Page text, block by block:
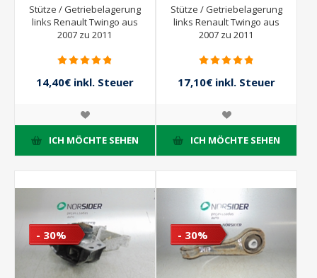
Stütze / Getriebelagerung
links Renault Twingo aus
2007 zu 2011
14,40€ inkl. Steuer
ICH MÖCHTE SEHEN
Stütze / Getriebelagerung
links Renault Twingo aus
2007 zu 2011
17,10€ inkl. Steuer
ICH MÖCHTE SEHEN
- 30% - 30%